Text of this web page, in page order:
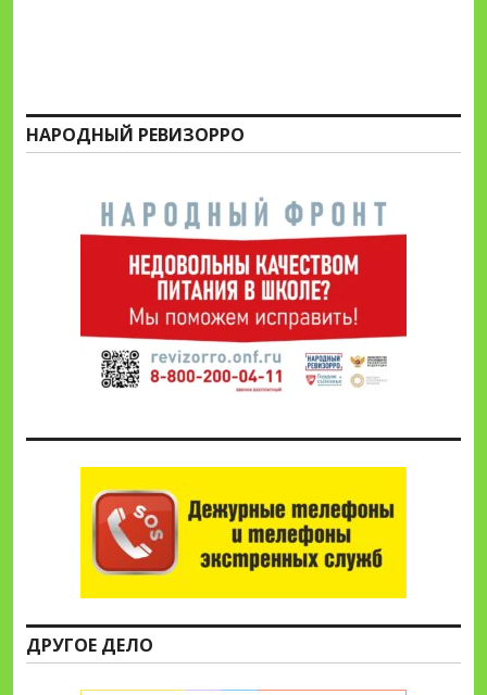
НАРОДНЫЙ РЕВИЗОРРО
ДРУГОЕ ДЕЛО